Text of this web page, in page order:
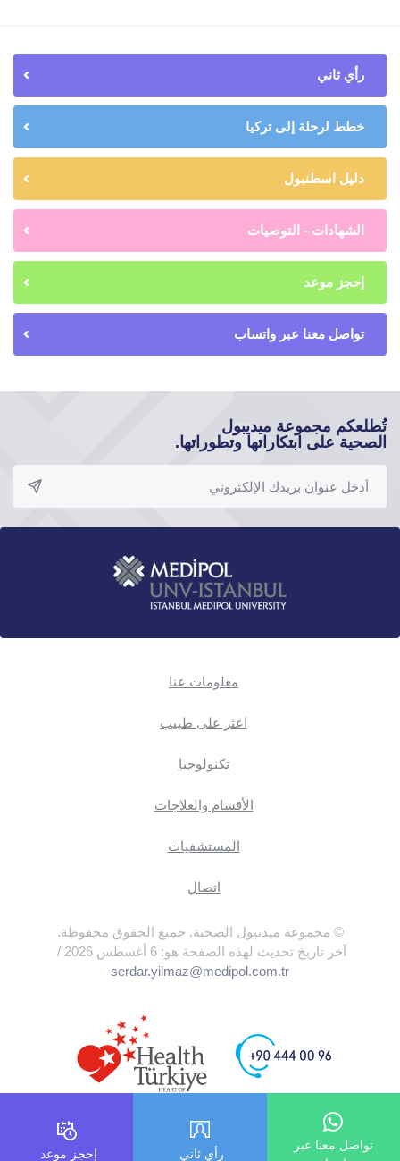
رأي ثاني
خطط لرحلة إلى تركيا
دليل اسطنبول
الشهادات - التوصيات
إحجز موعد
تواصل معنا عبر واتساب
تُطلعكم مجموعة ميديبول
الصحية على ابتكاراتها وتطوراتها.
معلومات عنا
اعثر على طبيب
تكنولوجيا
الأقسام والعلاجات
المستشفيات
اتصال
© مجموعة ميديبول الصحية. جميع الحقوق محفوظة.
آخر تاريخ تحديث لهذه الصفحة هو: 6 أغسطس 2026 /
serdar.yilmaz@medipol.com.tr
تواصل معنا عبر
رأي ثاني إحجز موعد